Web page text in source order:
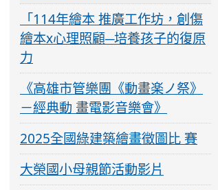
「114年繪本 推廣工作坊，創傷
繪本x心理照顧─培養孩子的復原
力
《高雄市管樂團《動畫楽ノ祭》
－經典動 畫電影音樂會》
2025全國綠建築繪畫徵圖比 賽
大榮國小母親節活動影片